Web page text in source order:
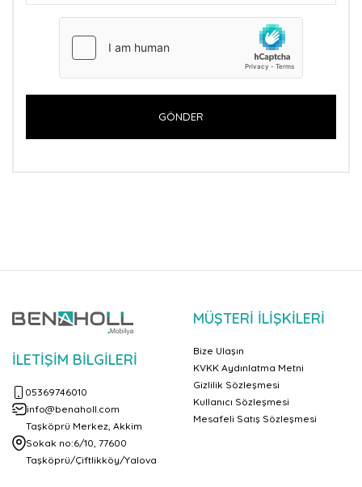
İLETIŞIM BILGILERI
05369746010
info@benaholl.com
Taşköprü Merkez, Akkim
Sokak no:6/10, 77600
Taşköprü/Çiftlikköy/Yalova
MÜŞTERİ İLİŞKİLERİ
Bize Ulaşın
KVKK Aydınlatma Metni
Gizlilik Sözleşmesi
Kullanıcı Sözleşmesi
Mesafeli Satış Sözleşmesi